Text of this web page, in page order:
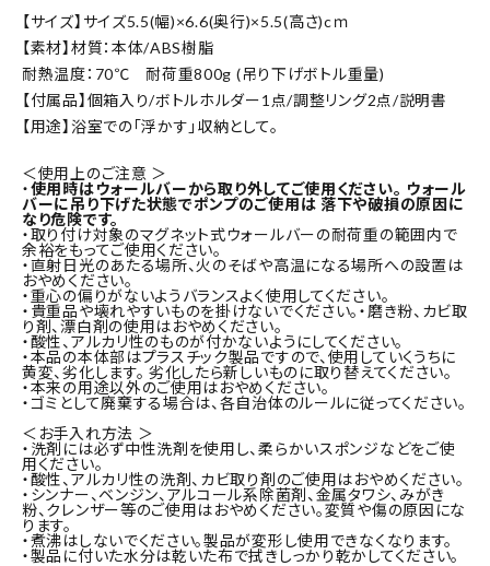
【サイズ】サイズ5.5(幅)×6.6(奥行)×5.5(高さ)cｍ
【素材】材質：本体/ABS樹脂
耐熱温度：70℃ 耐荷重800g (吊り下げボトル重量)
【付属品】個箱入り/ボトルホルダー1点/調整リング2点/説明書
【用途】浴室での「浮かす」収納として。
＜使用上のご注意 ＞
・使用時はウォールバーから取り外してご使用ください。 ウォール
バーに吊り下げた状態でポンプのご使用は 落下や破損の原因に
なり危険です。
・取り付け対象のマグネット式ウォールバーの耐荷重の範囲内で
余裕をもってご使用ください。
・直射日光のあたる場所、火のそばや高温になる場所への設置は
おやめください。
・重心の偏りがないようバランスよく使用してください。
・貴重品や壊れやすいものを掛けないでください。・磨き粉、カビ取
り剤、漂白剤の使用はおやめください。
・酸性、アルカリ性のものが付かないようにしてください。
・本品の本体部はプラスチック製品ですので、使用していくうちに
黄変、劣化します。 劣化したら新しいものに取り替えてください。
・本来の用途以外のご使用はおやめください。
・ゴミとして廃棄する場合は、各自治体のルールに従ってください。
＜お手入れ方法 ＞
・洗剤には必ず中性洗剤を使用し、柔らかいスポンジなどをご使
用ください。
・酸性、アルカリ性の洗剤、カビ取り剤のご使用はおやめください。
・シンナー、ベンジン、アルコール系除菌剤、金属タワシ、みがき
粉、クレンザー等のご使用はおやめください。変質や傷の原因にな
ります。
・煮沸はしないでください。製品が変形し使用できなくなります。
・製品に付いた水分は乾いた布で拭きしっかり乾かしてください。